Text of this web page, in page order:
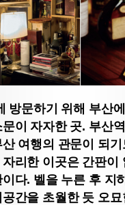
방문하기 위해 부산
이 자자한 곳. 부산
여행의 관문이 되기
리한 이곳은 간판이
다. 벨을 누른 후 지
간을 초월한 듯 오